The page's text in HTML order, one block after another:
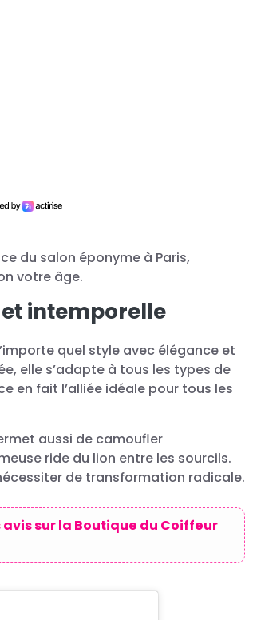
du salon éponyme à Paris,
votre âge.
intemporelle
quel style avec élégance et
elle s’adapte à tous les types de
en fait l’alliée idéale pour tous les
aussi de camoufler
ride du lion entre les sourcils.
de transformation radicale.
sur la Boutique du Coiffeur